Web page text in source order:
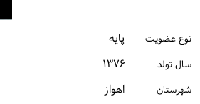
نوع عضویت پایه
سال تولد ۱۳۷۶
شهرستان اهواز